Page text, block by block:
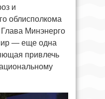
и
облисполкома
Минэнерго
— еще одна
привлечь